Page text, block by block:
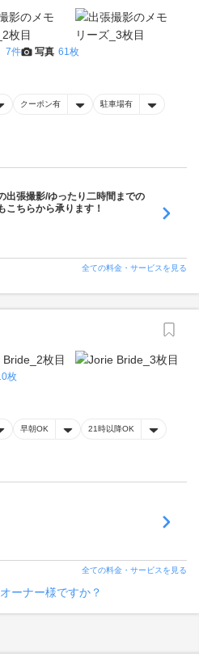
7件 写真 61枚
クーポン有 駐車場有
出張撮影/ゆったり二時間までの
こちらから承ります！
全ての料金・サービスを見る
枚
早朝OK 21時以降OK
全ての料金・サービスを見る
ーナー様ですか？